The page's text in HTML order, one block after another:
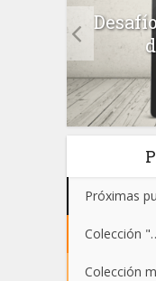
Próximas
Colección
Colección